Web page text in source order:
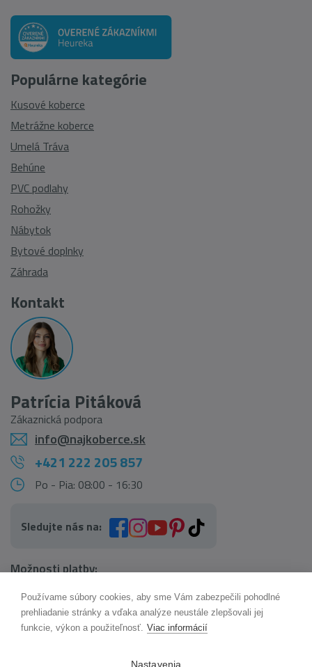
Populárne kategórie
Kusové koberce
Metrážne koberce
Umelá Tráva
Behúne
PVC podlahy
Rohožky
Nábytok
Bytové doplnky
Záhrada
Kontakt
Patrícia Pitáková
Zákaznická podpora
info@najkoberce.sk
+421 222 205 857
Po - Pia: 08:00 - 16:30
Sledujte nás na:
Možnosti platby:
AI pomocník Maxík
Online
Používame súbory cookies, aby sme Vám zabezpečili pohodlné
prehliadanie stránky a vďaka analýze neustále zlepšovali jej
funkcie, výkon a použiteľnosť. Viac informácií
Nastavenia